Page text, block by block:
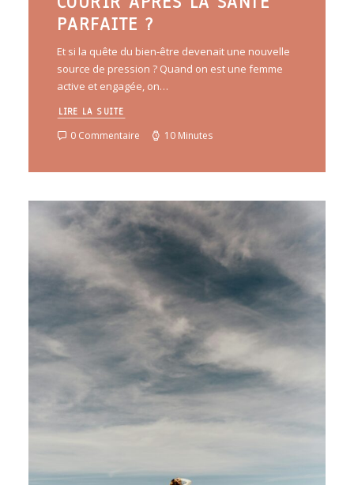
PARFAITE ?
Et si la quête du bien-être devenait une nouvelle
source de pression ? Quand on est une femme
active et engagée, on…
LIRE LA SUITE
0 Commentaire 10 Minutes